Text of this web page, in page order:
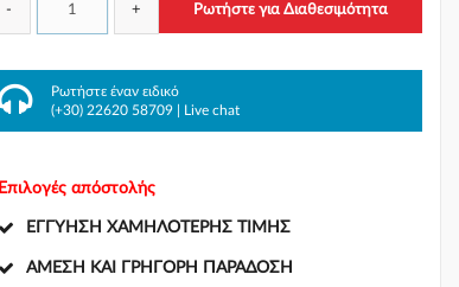
- + Ρωτήστε για Διαθεσιμότητα
Ρωτήστε έναν ειδικό
(+30) 22620 58709
Live chat
Επιλογές απόστολής
ΕΓΓΎΗΣΗ ΧΑΜΗΛΌΤΕΡΗΣ ΤΙΜΉΣ
ΆΜΕΣΗ ΚΑΙ ΓΡΉΓΟΡΗ ΠΑΡΆΔΟΣΗ